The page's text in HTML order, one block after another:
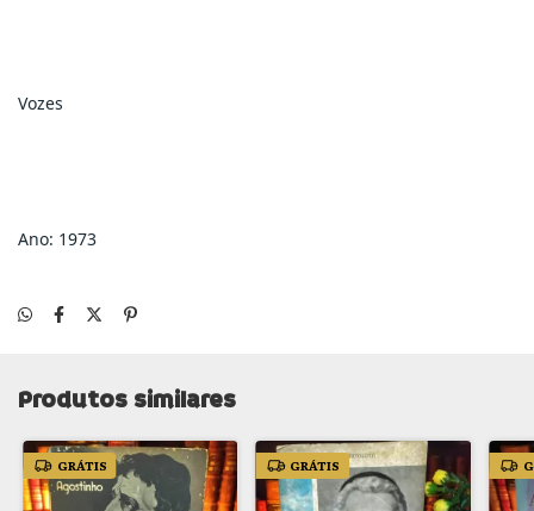
Vozes
Ano: 1973
Produtos similares
GRÁTIS GRÁTIS